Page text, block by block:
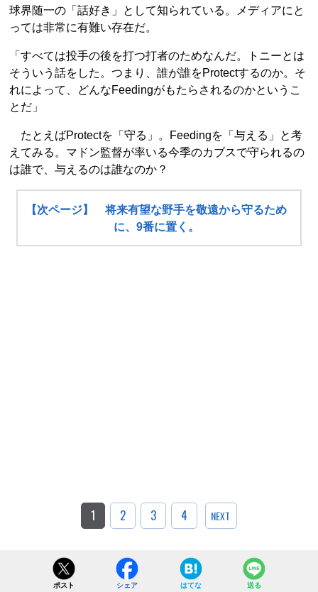
球界随一の「話好き」として知られている。メディアにと
っては非常に有難い存在だ。
「すべては投手の後を打つ打者のためなんだ。トニーとは
そういう話をした。つまり、誰が誰をProtectするのか。そ
れによって、どんなFeedingがもたらされるのかというこ
とだ」
たとえばProtectを「守る」。Feedingを「与える」と考
えてみる。マドン監督が率いる今季のカブスで守られるの
は誰で、与えるのは誰なのか？
【次ページ】 将来有望な野手を敬遠から守るため
に、9番に置く。
1 2 3 4 NEXT
ポスト シェア はてな 送る